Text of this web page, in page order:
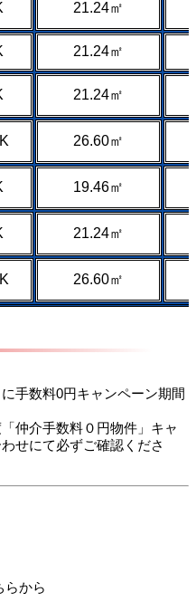
21.24㎡
21.24㎡
21.24㎡
26.60㎡
19.46㎡
21.24㎡
26.60㎡
手数料0円キャンペーン期間
仲介手数料０円物件」キャ
せにて必ずご確認くださ
から